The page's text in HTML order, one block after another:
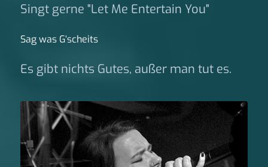
Singt gerne "Let Me Entertain You"
Sag was G‘scheits
Es gibt nichts Gutes, außer man tut es.